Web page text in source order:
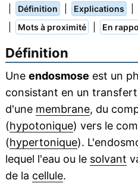
Définition Explications
Mots à proximité En
Définition
Une endosmose est un
consistant en un
d'une membrane, du
(hypotonique) vers le
(hypertonique).
lequel l'eau ou le solvant
de la cellule.